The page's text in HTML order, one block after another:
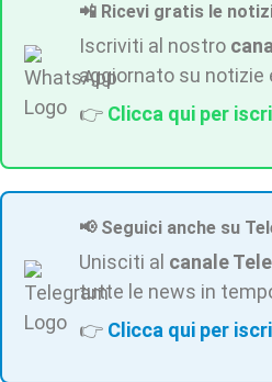
📲 Ricevi gratis le
Iscriviti al nostro
aggiornato su notizie
👉 Clicca qui per
📢 Seguici anche su
Unisciti al canale
tutte le news in
👉 Clicca qui per